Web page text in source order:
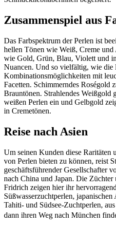
Zusammenspiel aus
Das Farbspektrum der Perlen ist
hellen Tönen wie Weiß, Creme
wie Gold, Grün, Blau, Violett und
Nuancen. Und so vielfältig, wie die
Kombinationsmöglichkeiten mit
Facetten. Schimmerndes Roségold
Brauntönen. Strahlendes Weißgold
weißen Perlen ein und Gelbgold
in Cremetönen.
Reise nach Asien
Um seinen Kunden diese Raritäten
von Perlen bieten zu können, reist
geschäftsführender Gesellschafter
nach China und Japan. Die
Fridrich zeigen hier ihr
Süßwasserzuchtperlen,
Tahiti- und Südsee-Zuchtperlen,
dann ihren Weg nach München